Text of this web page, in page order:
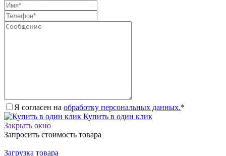
Я согласен на обработку персональных данных.*
Купить в один клик
Закрыть окно
Запросить стоимость товара
Загрузка товара